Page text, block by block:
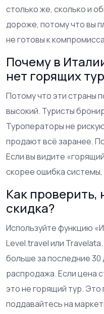
столько же, сколько и
дороже, потому что вы
не готовы к
Почему в
нет горящих
Потому что эти страны
высокий. Туристы
Туроператоры не
продают всё заранее.
Если вы видите
скорее ошибка
Как проверить,
скидка?
Используйте функцию
Level.travel или
больше за последние 30
распродажа. Если цена
это не горящий тур. Это
поддавайтесь на